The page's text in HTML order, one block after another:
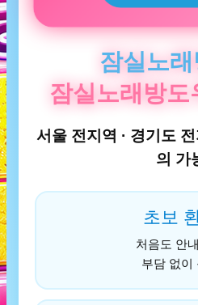
잠실노
잠실노래방도
서울 전지역 · 경기도
의 가
초보
처음도 안
부담 없이